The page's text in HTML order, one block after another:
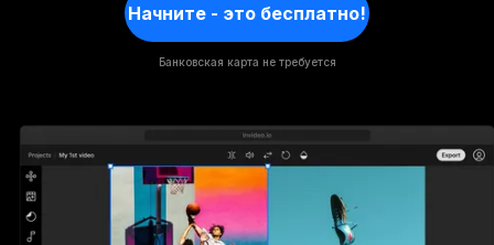
Начните - это бесплатно!
Банковская карта не требуется